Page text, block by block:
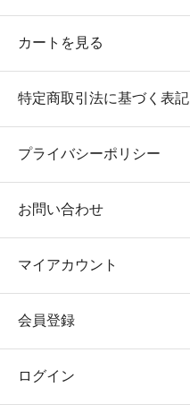
カートを見る
特定商取引法に基づく表記
プライバシーポリシー
お問い合わせ
マイアカウント
会員登録
ログイン